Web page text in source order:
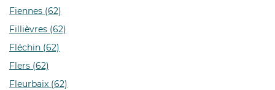
Fiennes (62)
Fillièvres (62)
Fléchin (62)
Flers (62)
Fleurbaix (62)